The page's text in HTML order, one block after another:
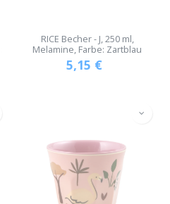
RICE Becher - J, 250 ml,
Melamine, Farbe: Zartblau
5,15 €